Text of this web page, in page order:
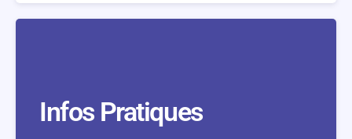
Infos Pratiques